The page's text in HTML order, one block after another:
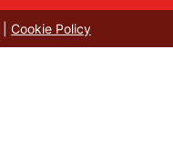
Cookie Policy